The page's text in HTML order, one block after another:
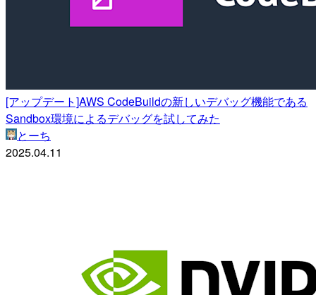
[アップデート]AWS CodeBuildの新しいデバッグ機能である
Sandbox環境によるデバッグを試してみた
とーち
2025.04.11